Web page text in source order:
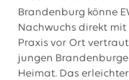
Brandenburg könne
Nachwuchs direkt
Praxis vor Ort
jungen
Heimat. Das